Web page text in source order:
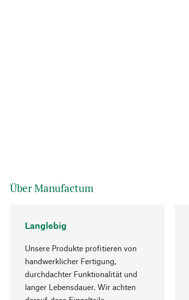
Über Manufactum
Langlebig
Unsere Produkte profitieren von
handwerklicher Fertigung,
durchdachter Funktionalität und
langer Lebensdauer. Wir achten